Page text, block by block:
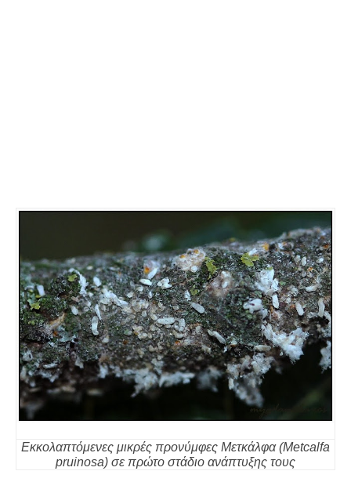
Εκκολαπτόμενες μικρές προνύμφες Μετκάλφα (Metcalfa
pruinosa) σε πρώτο στάδιο ανάπτυξης τους